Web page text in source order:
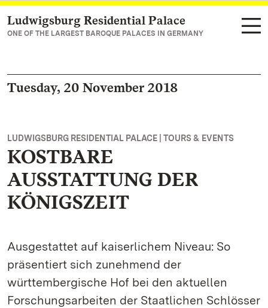
Navigate to main page
Ludwigsburg Residential Palace
ONE OF THE LARGEST BAROQUE PALACES IN GERMANY
Tuesday, 20 November 2018
LUDWIGSBURG RESIDENTIAL PALACE | TOURS & EVENTS
KOSTBARE
AUSSTATTUNG DER
KÖNIGSZEIT
Ausgestattet auf kaiserlichem Niveau: So
präsentiert sich zunehmend der
württembergische Hof bei den aktuellen
Forschungsarbeiten der Staatlichen Schlösser